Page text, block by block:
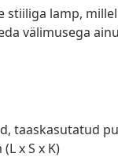
stiiliga lamp,
välimusega
taaskasutatud
x S x K)